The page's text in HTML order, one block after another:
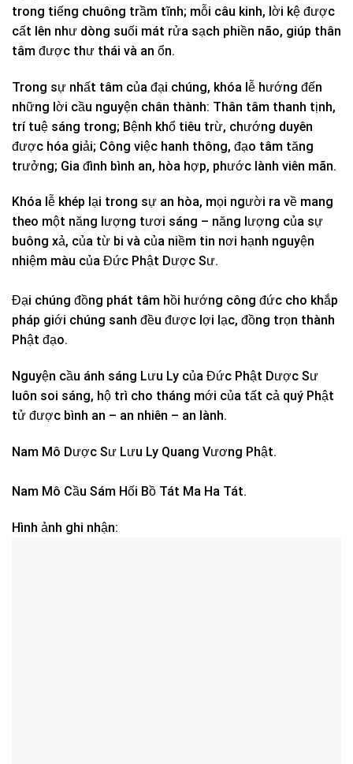
trong tiếng chuông trầm tĩnh; mỗi câu kinh, lời kệ được
cất lên như dòng suối mát rửa sạch phiền não, giúp thân
tâm được thư thái và an ổn.
Trong sự nhất tâm của đại chúng, khóa lễ hướng đến
những lời cầu nguyện chân thành: Thân tâm thanh tịnh,
trí tuệ sáng trong; Bệnh khổ tiêu trừ, chướng duyên
được hóa giải; Công việc hanh thông, đạo tâm tăng
trưởng; Gia đình bình an, hòa hợp, phước lành viên mãn.
Khóa lễ khép lại trong sự an hòa, mọi người ra về mang
theo một năng lượng tươi sáng – năng lượng của sự
buông xả, của từ bi và của niềm tin nơi hạnh nguyện
nhiệm màu của Đức Phật Dược Sư.
Đại chúng đồng phát tâm hồi hướng công đức cho khắp
pháp giới chúng sanh đều được lợi lạc, đồng trọn thành
Phật đạo.
Nguyện cầu ánh sáng Lưu Ly của Đức Phật Dược Sư
luôn soi sáng, hộ trì cho tháng mới của tất cả quý Phật
tử được bình an – an nhiên – an lành.
Nam Mô Dược Sư Lưu Ly Quang Vương Phật.
Nam Mô Cầu Sám Hối Bồ Tát Ma Ha Tát.
Hình ảnh ghi nhận: